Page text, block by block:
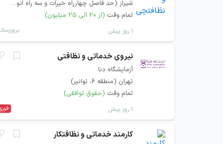
شیراز (حد فاصل چهارراه خیرات و سه راه انوری)
تمام وقت (از ۲۰ الی ۲۵ میلیون)
۱ روز پیش
نیروی خدماتی و نظافتی
آزمایشگاه دنا
تهران (منطقه ۶، توانیر)
تمام وقت (حقوق توافقی)
۱ روز پیش
کارمند خدماتی و نظافتکار